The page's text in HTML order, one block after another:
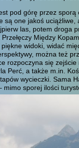
pod górę przez sporą
są one jakoś uciążliwe,
las, potem droga
Między
widoki, widać
można też
rozpoczyna się
Perć, a także m.in.
wycieczki. Sama
mimo sporej ilości